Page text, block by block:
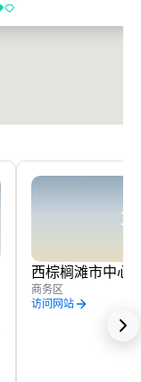
西棕榈滩市中心
商务区
访问网站